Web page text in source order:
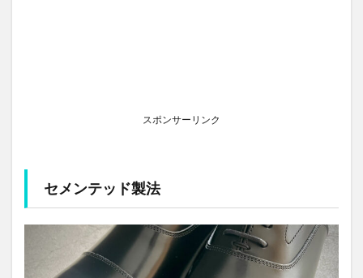
スポンサーリンク
セメンテッド製法